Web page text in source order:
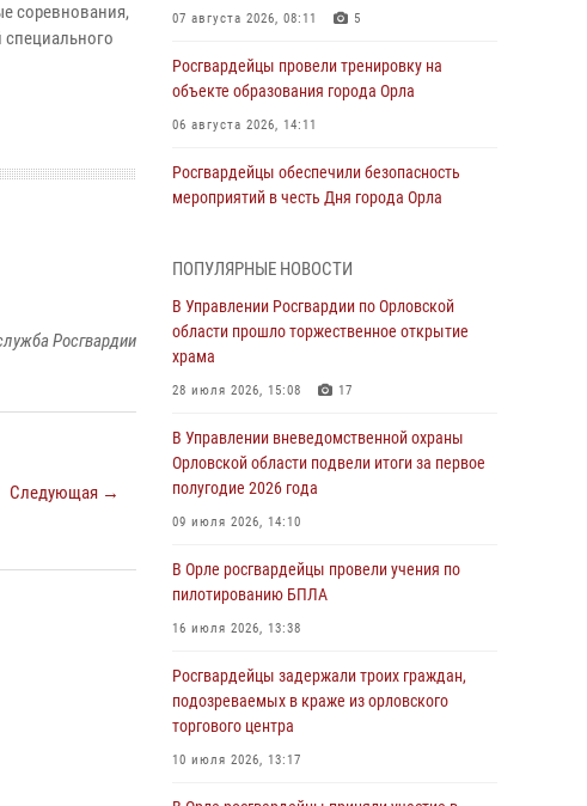
соревнования,
специального
Росгвардии
Следующая →
07 августа 2026, 08:11 5
Росгвардейцы провели тренировку на
объекте образования города Орла
06 августа 2026, 14:11
Росгвардейцы обеспечили безопасность
мероприятий в честь Дня города Орла
Начальник регионального Управления
Росгвардии принял участие в митинге в честь
дня освобождения города Орла
05 августа 2026, 13:16
результатах работы за первое полугодие
05 августа 2026, 13:12
За месяц росгвардейцы задержали 15 лиц,
противоправных действий
04 августа 2026, 14:21
росгвардейцев
04 августа 2026, 14:06 2
За месяц росгвардейцы приняли от граждан
ПОПУЛЯРНЫЕ НОВОСТИ
В Управлении Росгвардии по Орловской
области прошло торжественное открытие
храма
28 июля 2026, 15:08 17
В Управлении вневедомственной охраны
Орловской области подвели итоги за первое
полугодие 2026 года
09 июля 2026, 14:10
В Орле росгвардейцы провели учения по
пилотированию БПЛА
16 июля 2026, 13:38
Росгвардейцы задержали троих граждан,
подозреваемых в краже из орловского
торгового центра
10 июля 2026, 13:17